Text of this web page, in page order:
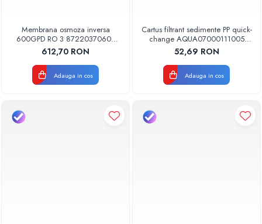
Membrana osmoza inversa
600GPD RO 3 87220370603
RO-600 Aquapur Valhoh Valrom
612,70 RON
Adauga in cos
Cartus filtrant sedimente PP quick-
change AQUA07000111005
Aquapur Valhoh Valrom
52,69 RON
Adauga in cos